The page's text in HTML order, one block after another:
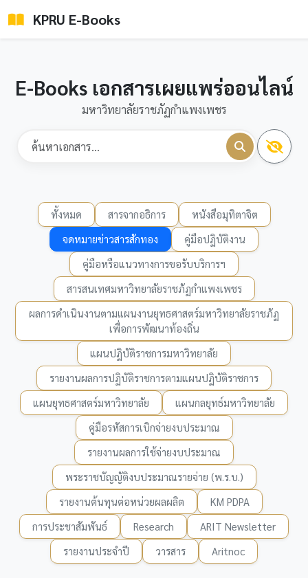
KPRU E-Books
E-Books เอกสารเผยแพร่ออนไลน์
มหาวิทยาลัยราชภัฏกำแพงเพชร
ทั้งหมด สารจากอธิการ
หนังสือมุทิตาจิต
จดหมายข่าวสารสักทอง
คู่มือปฏิบัติงาน
คู่มือหรือแนวทางการขอรับบริการฯ
สารสนเทศมหาวิทยาลัยราชภัฏกำแพงเพชร
ผลการดำเนินงานตามแผนงานยุทธศาสตร์มหาวิทยาลัยราชภัฏ
เพื่อการพัฒนาท้องถิ่น
แผนปฏิบัติราชการมหาวิทยาลัย
รายงานผลการปฏิบัติราชการตามแผนปฏิบัติราชการ
แผนยุทธศาสตร์มหาวิทยาลัย
แผนกลยุทธ์มหาวิทยาลัย
คู่มือรหัสการเบิกจ่ายงบประมาณ
รายงานผลการใช้จ่ายงบประมาณ
พระราชบัญญัติงบประมาณรายจ่าย (พ.ร.บ.)
รายงานต้นทุนต่อหน่วยผลผลิต
KM PDPA
การประชาสัมพันธ์
Research
ARIT Newsletter
รายงานประจำปี
วารสาร Aritnoc